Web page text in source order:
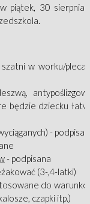
piątek, 30 sierpnia
w worku/
będzie dziecku
-
- podpisana
(3-,4-latki)
do
czapki itp.)